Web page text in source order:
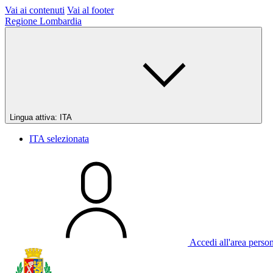
Vai ai contenuti Vai al footer
Regione Lombardia
Lingua attiva: ITA
ITA selezionata
Accedi all'area